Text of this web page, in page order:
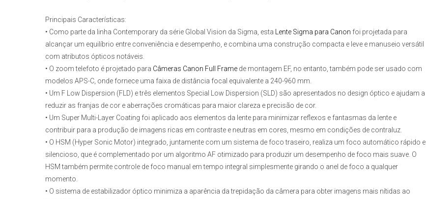
Principais Características:
• Como parte da linha Contemporary da série Global Vision da Sigma, esta
Lente Sigma para Canon foi projetada para
alcançar um equilíbrio entre conveniência e desempenho, e combina uma construção compacta e leve e manuseio versátil
com atributos ópticos notáveis.
• O zoom telefoto é projetado para Câmeras Canon Full Frame de montagem EF, no entanto, também pode ser usado com
modelos APS-C, onde fornece uma faixa de distância focal equivalente a 240-960 mm.
• Um F Low Dispersion (FLD) e três elementos Special Low Dispersion (SLD) são apresentados no design óptico e ajudam a
reduzir as franjas de cor e aberrações cromáticas para maior clareza e precisão de cor.
• Um Super Multi-Layer Coating foi aplicado aos elementos da lente para minimizar reflexos e fantasmas da lente e
contribuir para a produção de imagens ricas em contraste e neutras em cores, mesmo em condições de contraluz.
• O HSM (Hyper Sonic Motor) integrado, juntamente com um sistema de foco traseiro, realiza um foco automático rápido e
silencioso, que é complementado por um algoritmo AF otimizado para produzir um desempenho de foco mais suave. O
HSM também permite controle de foco manual em tempo integral simplesmente girando o anel de foco a qualquer
momento.
• O sistema de estabilizador óptico minimiza a aparência da trepidação da câmera para obter imagens mais nítidas ao